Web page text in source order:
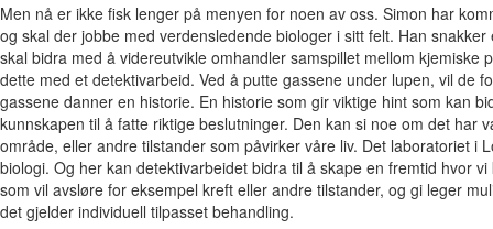
Men nå er ikke fisk lenger på menyen for noen av oss. Simon har
og skal der jobbe med verdensledende biologer i sitt felt. Han
skal bidra med å videreutvikle omhandler samspillet mellom kjemiske
dette med et detektivarbeid. Ved å putte gassene under lupen, vil de
gassene danner en historie. En historie som gir viktige hint som kan
kunnskapen til å fatte riktige beslutninger. Den kan si noe om det har
område, eller andre tilstander som påvirker våre liv. Det laboratoriet i
biologi. Og her kan detektivarbeidet bidra til å skape en fremtid hvor
som vil avsløre for eksempel kreft eller andre tilstander, og gi leger
det gjelder individuell tilpasset behandling.